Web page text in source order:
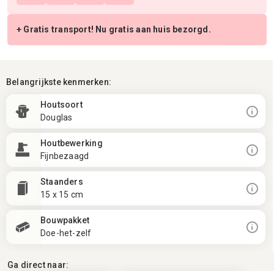
+ Gratis transport! Nu gratis aan huis bezorgd.
Belangrijkste kenmerken:
Houtsoort
Douglas
Houtbewerking
Fijnbezaagd
Staanders
15 x 15 cm
Bouwpakket
Doe-het-zelf
Ga direct naar: